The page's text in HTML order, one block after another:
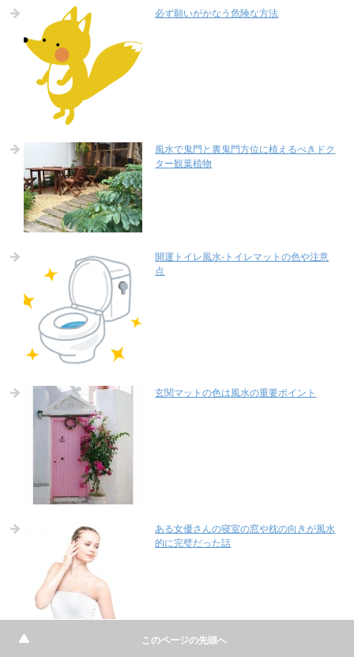
必ず願いがかなう危険な方法
風水で鬼門と裏鬼門方位に植えるべきドク
ター観葉植物
開運トイレ風水-トイレマットの色や注意
点
玄関マットの色は風水の重要ポイント
ある女優さんの寝室の窓や枕の向きが風水
的に完璧だった話
このページの先頭へ